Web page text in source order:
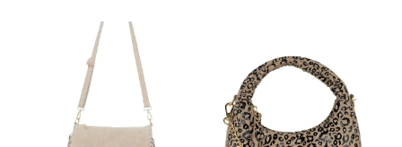
Goud (14)
Zilver
Kleur
Beige